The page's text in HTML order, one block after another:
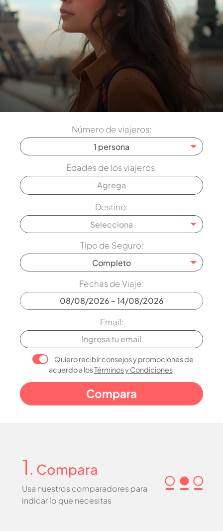
Número de viajeros:
1 persona
Edades de los viajeros:
Destino:
Selecciona
Tipo de Seguro:
Completo
Fechas de Viaje:
Email:
Quiero recibir consejos y promociones de
acuerdo a losTérminos y Condiciones
1 . Compara
Usa nuestros comparadores para
indicar lo que necesitas